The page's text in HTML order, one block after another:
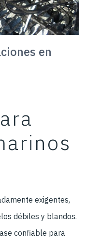
en
exigentes,
débiles y blandos.
confiable para